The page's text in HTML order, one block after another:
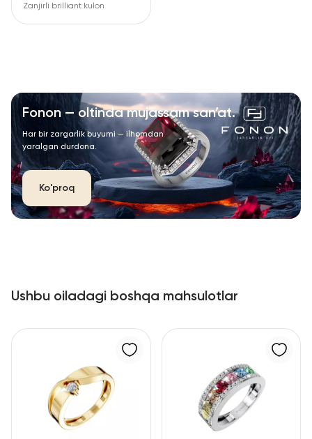
Zanjirli brilliant kulon
Fonon — oltinda mujassam san’at.
Har bir zargarlik buyumi — ilhomdan
yaralgan durdona.
Ko'proq
Ushbu oiladagi boshqa mahsulotlar